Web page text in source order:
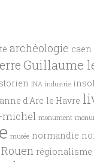
archéologie caen
Guillaume
INA industrie
d'Arc le Havre
monument
musée normandie
Rouen régionalisme